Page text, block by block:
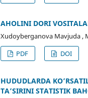
АHOLINI DORI
Xudoyberganova Mavjuda ,
PDF
DOI
HUDUDLARDA
TA’SIRINI STATISTIK